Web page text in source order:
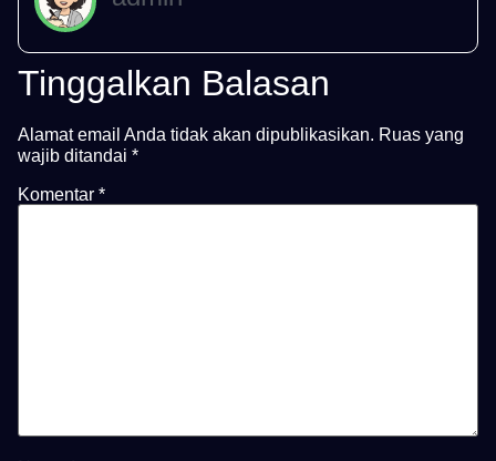
Tinggalkan Balasan
Alamat email Anda tidak akan dipublikasikan. Ruas yang
wajib ditandai *
Komentar *